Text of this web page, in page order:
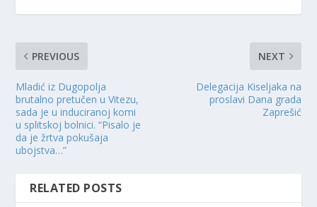
PREVIOUS
Mladić iz Dugopolja
brutalno pretučen u Vitezu,
sada je u induciranoj komi
u splitskoj bolnici. “Pisalo je
da je žrtva pokušaja
ubojstva…”
NEXT
Delegacija Kiseljaka na
proslavi Dana grada
Zaprešić
RELATED POSTS